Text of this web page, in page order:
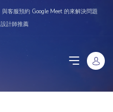
與客服預約 Google Meet 的來解決問題
設計師推薦